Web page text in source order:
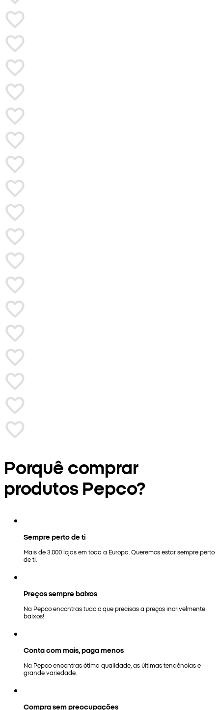
Porquê comprar
produtos Pepco?
Sempre perto de ti
Mais de 3.000 lojas em toda a Europa. Queremos estar sempre perto
de ti.
Preços sempre baixos
Na Pepco encontras tudo o que precisas a preços incrivelmente
baixos!
Conta com mais, paga menos
Na Pepco encontras ótima qualidade, as últimas tendências e
grande variedade.
Compra sem preocupações